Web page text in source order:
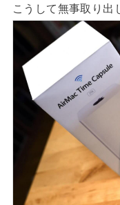
こうして無事取り出